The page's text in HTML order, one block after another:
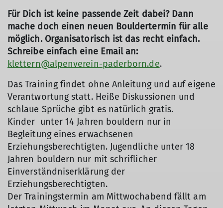
Für Dich ist keine passende Zeit dabei? Dann
mache doch einen neuen Bouldertermin für alle
möglich. Organisatorisch ist das recht einfach.
Schreibe einfach eine Email an:
klettern@alpenverein-paderborn.de.
Das Training findet ohne Anleitung und auf eigene
Verantwortung statt. Heiße Diskussionen und
schlaue Sprüche gibt es natürlich gratis.
Kinder unter 14 Jahren bouldern nur in
Begleitung eines erwachsenen
Erziehungsberechtigten. Jugendliche unter 18
Jahren bouldern nur mit schriflicher
Einverständniserklärung der
Erziehungsberechtigten.
Der Trainingstermin am Mittwochabend fällt am